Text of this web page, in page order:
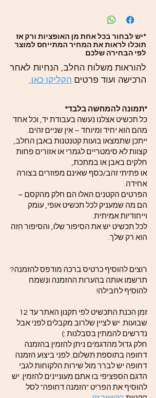
*יש לבחור בכל אחת מן האופציות ורק אז
תוכלו לראות את המחיר המתייחס למוצר
לפי הבחירה שלכם
להוראות משלוח החלב, הנחיות לאחר
הרכישה ועוד פרטים הקליקו כאן.
*תמונה להמחשה בלבד*
כל תכשיט אצלנו נעשה בעבודת יד, וכל אחד
מהם הוא יחיד ומיוחד – אין שניים זהים.
ייתכן שתמצאו בועות קטנטנות באבן החלב,
קצוות לא סימטריים לגמרי או אזורים פחות
חלקים באבן או במתכת,
או פתיתי זהב/כסף שאינם מפוזרים בצורה
אחידה.
הפרטים הקטנים האלו הם חלק מהקסם –
הם מה שמעניק לכל תכשיט אופי, עומק
וייחודיות אמיתית.
לכל תכשיט יש את הסיפור שלו, והסיפור הזה
הוא רק שלך.
רוצים להוסיף כרטיס ברכה מודפס להזמנה?
תרשמו אותה בהערות ההזמנה ונשמח
להוסיף לחבילה!
זמן הכנת התכשיט לפי תקנון האתר עד 12
שבועות. יש לציין שלרוב מקבלים לפני אבל
נדרשים להמתין בסבלנות :)
חלק גדול מהדגמים ניתן להזמין בהזמנה
דחופה בתוספת תשלום. לפני ביצוע הזמנה
דחופה יש לברר מול שירות הלקוחות לגבי
הדגם הספציפי בו אתם מעוניינים להזמין. יש
להוסיף את הפריט "הזמנה דחופה" לסל